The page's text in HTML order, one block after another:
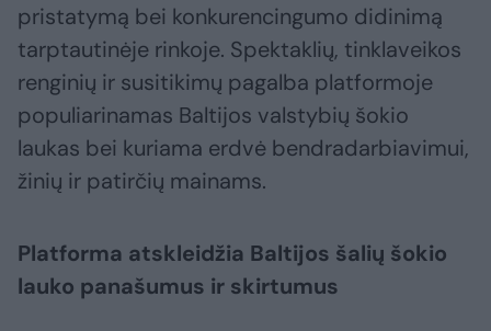
pristatymą bei konkurencingumo didinimą
tarptautinėje rinkoje. Spektaklių, tinklaveikos
renginių ir susitikimų pagalba platformoje
populiarinamas Baltijos valstybių šokio
laukas bei kuriama erdvė bendradarbiavimui,
žinių ir patirčių mainams.
Platforma atskleidžia Baltijos šalių šokio
lauko panašumus ir skirtumus